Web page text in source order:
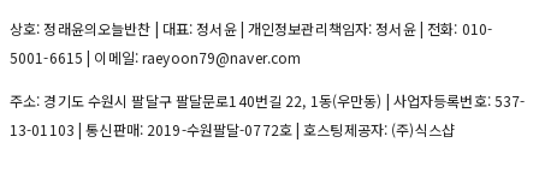
상호: 정래윤의오늘반찬 | 대표: 정서윤 | 개인정보관리책임자: 정서윤 | 전화: 010-
5001-6615 | 이메일: raeyoon79@naver.com
주소: 경기도 수원시 팔달구 팔달문로140번길 22, 1동(우만동) | 사업자등록번호:537-
13-01103 | 통신판매: 2019-수원팔달-0772호| 호스팅제공자: (주)식스샵